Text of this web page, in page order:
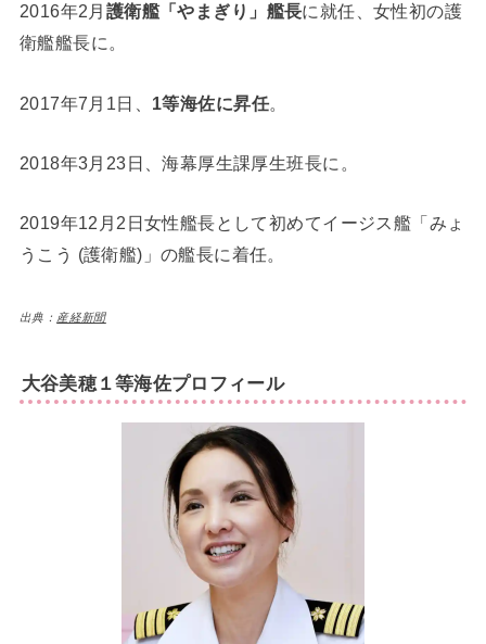
2016年2月 護衛艦「やまぎり」艦長に就任、女性初の護
衛艦艦長に。
2017年7月1日、 1等海佐に昇任。
2018年3月23日、海幕厚生課厚生班長に。
2019年12月2日女性艦長として初めてイージス艦「みょ
うこう (護衛艦)」の艦長に着任。
出典： 産経新聞
大谷美穂１等海佐プロフィール